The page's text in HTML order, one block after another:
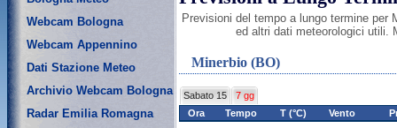
Webcam Bologna
Webcam Appennino
Dati Stazione Meteo
Archivio Webcam Bologna
Radar Emilia Romagna
Previsioni del tempo a lungo termine
ed altri dati meteorologici utili.
Minerbio (BO)
Sabato 15
7 gg
Ora
Tempo T (°C) Vento